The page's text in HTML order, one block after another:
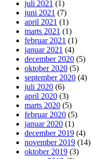
juli 2021 (1)
juni 2021 (7)
april 2021 (1)
marts 2021 (1)
februar 2021 (1)
januar 2021 (4)
december 2020 (5)
oktober 2020 (5)
september 2020 (4)
juli 2020 (6)
april 2020 (3)
marts 2020 (5)
februar 2020 (5)
januar 2020 (1)
december 2019 (4)
november 2019 (14)
oktober 2019 (3)